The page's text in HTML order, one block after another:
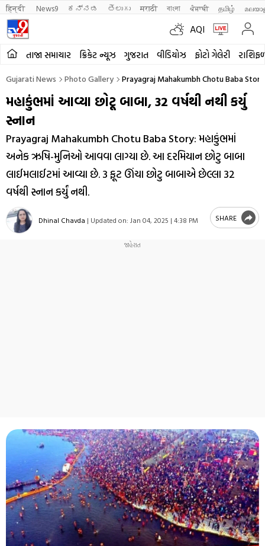
हिन्दी News9 ಕನ್ನಡ తెలుగు मराठी বাংলা ਪੰਜਾਬੀ தமிழ்
AQI
તાજા સમાચાર ક્રિકેટ ન્યૂઝ ગુજરાત વીડિયોઝ ફોટો ગેલેરી
Gujarati News Photo Gallery Prayagraj Mahakumbh Chotu Baba Story
મહાકુંભમાં આવ્યા છોટૂ બાબા, 32 વર્ષથી નથી કર્યુ
સ્નાન
Prayagraj Mahakumbh Chotu Baba Story: મહાકુંભમાં
અનેક ઋષિ-મુનિઓ આવવા લાગ્યા છે. આ દરમિયાન છોટુ બાબા
લાઈમલાઈટમાં આવ્યા છે. 3 ફૂટ ઊંચા છોટુ બાબાએ છેલ્લા 32
વર્ષથી સ્નાન કર્યું નથી.
Dhinal Chavda | Updated on: Jan 04, 2025 | 4:38 PM SHARE